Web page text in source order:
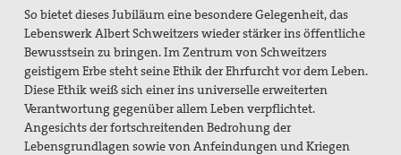
Bündnis "Schulfrei für die Bundeswehr. Lernen für den
Frieden"
Filmgespräch "tun wir. tun wir. was dazu."
Friedensbildung
Friedensläufe
So bietet dieses Jubiläum eine besondere Gelegenheit, das
Lebenswerk Albert Schweitzers wieder stärker ins öffentliche
Bewusstsein zu bringen. Im Zentrum von Schweitzers
geistigem Erbe steht seine Ethik der Ehrfurcht vor dem Leben.
Diese Ethik weiß sich einer ins universelle erweiterten
Verantwortung gegenüber allem Leben verpflichtet.
Angesichts der fortschreitenden Bedrohung der
Lebensgrundlagen sowie von Anfeindungen und Kriegen